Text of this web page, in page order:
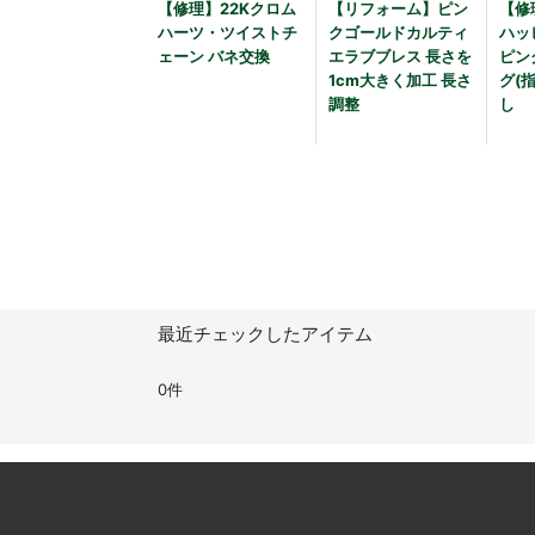
【修理】22Kクロム
ハーツ・ツイストチ
ェーン バネ交換
【リフォーム】ピン
クゴールドカルティ
エラブブレス 長さを
1cm大きく加工 長さ
調整
【
ハッ
ピ
グ(
し
最近チェックしたアイテム
0件